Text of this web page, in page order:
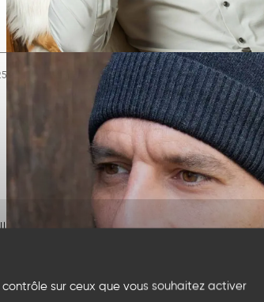
sur ceux que vous souhaitez activer